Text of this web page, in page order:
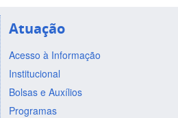
Atuação
Acesso à Informação
Institucional
Bolsas e Auxílios
Programas